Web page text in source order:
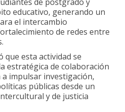
educativo, generando un
el intercambio
de redes entre
que esta actividad se
estratégica de colaboración
a impulsar investigación,
públicas desde un
y de justicia